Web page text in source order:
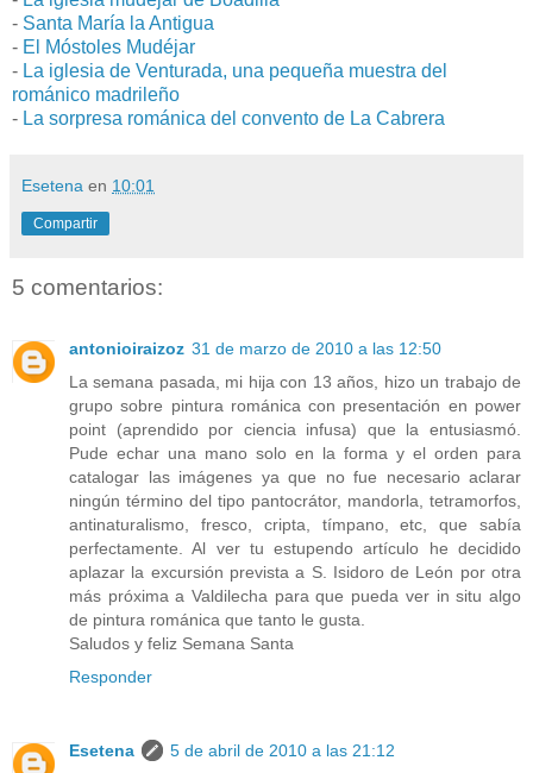
- Santa María la Antigua
- El Móstoles Mudéjar
- La iglesia de Venturada, una pequeña muestra del
románico madrileño
- La sorpresa románica del convento de La Cabrera
Esetena en 10:01
Compartir
5 comentarios:
antonioiraizoz 31 de marzo de 2010 a las 12:50
La semana pasada, mi hija con 13 años, hizo un trabajo de
grupo sobre pintura románica con presentación en power
point (aprendido por ciencia infusa) que la entusiasmó.
Pude echar una mano solo en la forma y el orden para
catalogar las imágenes ya que no fue necesario aclarar
ningún término del tipo pantocrátor, mandorla, tetramorfos,
antinaturalismo, fresco, cripta, tímpano, etc, que sabía
perfectamente. Al ver tu estupendo artículo he decidido
aplazar la excursión prevista a S. Isidoro de León por otra
más próxima a Valdilecha para que pueda ver in situ algo
de pintura románica que tanto le gusta.
Saludos y feliz Semana Santa
Responder
Esetena
5 de abril de 2010 a las 21:12